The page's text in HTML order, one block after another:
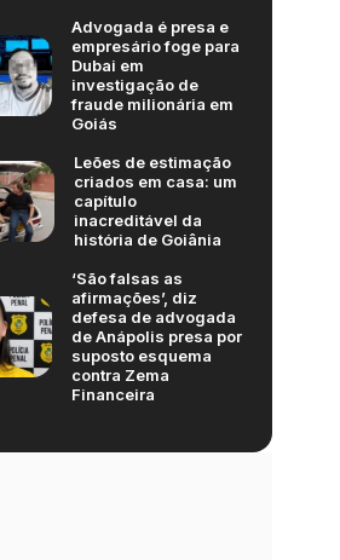
Advogada é presa e
empresário foge para
Dubai em
investigação de
fraude milionária em
Goiás
Leões de estimação
criados em casa: um
capítulo
inacreditável da
história de Goiânia
‘São falsas as
afirmações’, diz
defesa de advogada
de Anápolis presa por
suposto esquema
contra Zema
Financeira